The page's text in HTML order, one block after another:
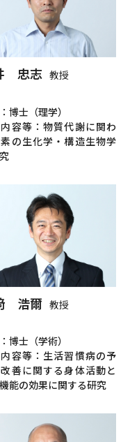
忠志 教授
博士（理学）
容等：物質代謝に関わ
の生化学・構造生物学
浩爾 教授
博士（学術）
容等：生活習慣病の予
善に関する身体活動と
能の効果に関する研究